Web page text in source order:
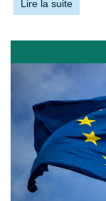
Lire la suite